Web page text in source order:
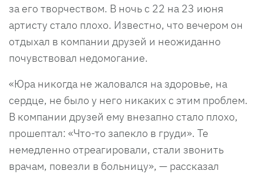
за его творчеством. В ночь с 22 на 23 июня
артисту стало плохо. Известно, что вечером он
отдыхал в компании друзей и неожиданно
почувствовал недомогание.
«Юра никогда не жаловался на здоровье, на
сердце, не было у него никаких с этим проблем.
В компании друзей ему внезапно стало плохо,
прошептал: «Что-то запекло в груди». Те
немедленно отреагировали, стали звонить
врачам, повезли в больницу», — рассказал